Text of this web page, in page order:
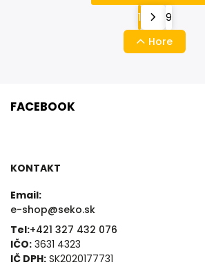
1
9
Hore
FACEBOOK
KONTAKT
Email:
e-shop@seko.sk
Tel:+421 327 432 076
IČO: 3631 4323
IČ DPH: SK2020177731